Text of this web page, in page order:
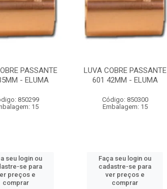
PASSANTE
- ELUMA
850299
15
seu login ou
se para
preços e
comprar
LUVA COBRE PASSANTE
601 42MM - ELUMA
Código: 850300
Embalagem: 15
Faça seu login ou
cadastre-se para
ver preços e
comprar